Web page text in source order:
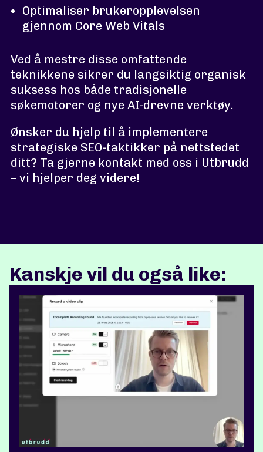
Optimaliser brukeropplevelsen
gjennom Core Web Vitals
Ved å mestre disse omfattende
teknikkene sikrer du langsiktig organisk
suksess hos både tradisjonelle
søkemotorer og nye AI-drevne verktøy.
Ønsker du hjelp til å implementere
strategiske SEO-taktikker på nettstedet
ditt? Ta gjerne kontakt med oss i Utbrudd
– vi hjelper deg videre!
Kanskje vil du også like: